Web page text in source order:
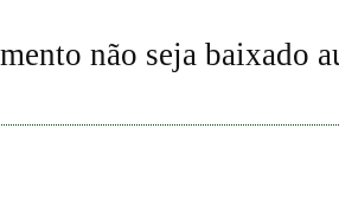
não seja baixado